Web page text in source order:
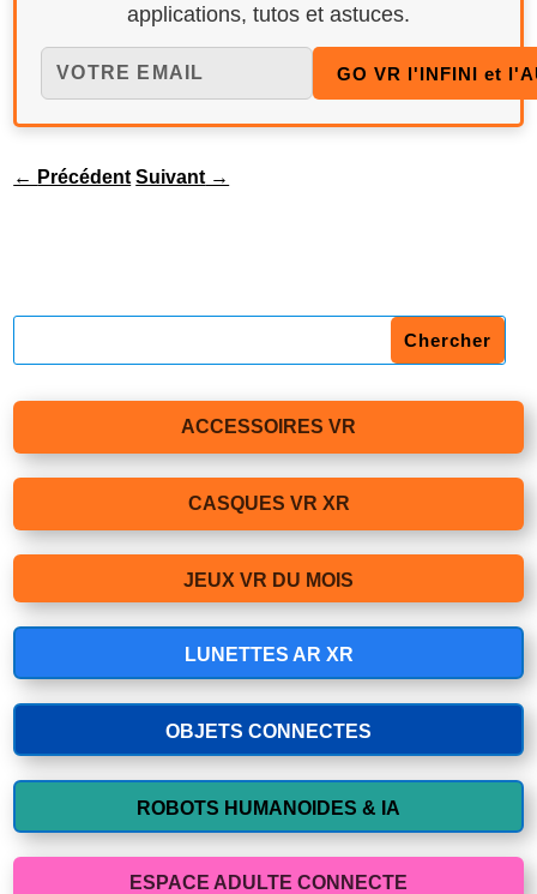
applications, tutos et astuces.
← Précédent Suivant →
ACCESSOIRES VR
CASQUES VR XR
JEUX VR DU MOIS
LUNETTES AR XR
OBJETS CONNECTES
ROBOTS HUMANOIDES & IA
ESPACE ADULTE CONNECTE